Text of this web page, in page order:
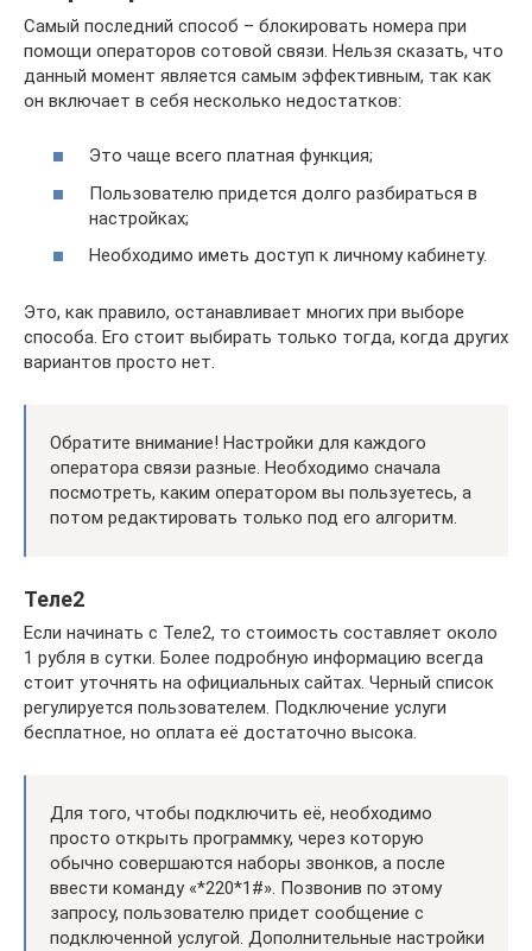
Самый последний способ – блокировать номера при
помощи операторов сотовой связи. Нельзя сказать, что
данный момент является самым эффективным, так как
он включает в себя несколько недостатков:
Это чаще всего платная функция;
Пользователю придется долго разбираться в
настройках;
Необходимо иметь доступ к личному кабинету.
Это, как правило, останавливает многих при выборе
способа. Его стоит выбирать только тогда, когда других
вариантов просто нет.
Обратите внимание! Настройки для каждого
оператора связи разные. Необходимо сначала
посмотреть, каким оператором вы пользуетесь, а
потом редактировать только под его алгоритм.
Теле2
Если начинать с Теле2, то стоимость составляет около
1 рубля в сутки. Более подробную информацию всегда
стоит уточнять на официальных сайтах. Черный список
регулируется пользователем. Подключение услуги
бесплатное, но оплата её достаточно высока.
Для того, чтобы подключить её, необходимо
просто открыть программку, через которую
обычно совершаются наборы звонков, а после
ввести команду «*220*1#». Позвонив по этому
запросу, пользователю придет сообщение с
подключенной услугой. Дополнительные настройки